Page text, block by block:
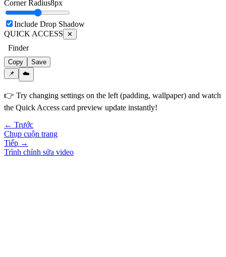
Corner Radius8px
Include Drop Shadow
QUICK ACCESS
✕
Finder
Copy
Save
📌
☁️
👉 Try changing settings on the left (padding, wallpaper) and watch
the Quick Access card preview update instantly!
← Trước
Chụp cuộn trang
Tiếp →
Trình chỉnh sửa video